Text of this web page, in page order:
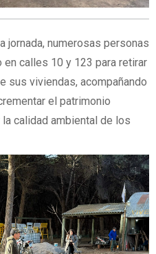
jornada, numerosas personas
calles 10 y 123 para retirar
sus viviendas, acompañando
el patrimonio
calidad ambiental de los